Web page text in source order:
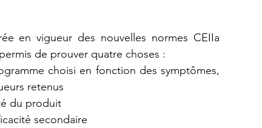
en vigueur des nouvelles normes CEIIa
de prouver quatre choses :
choisi en fonction des symptômes,
retenus
du produit
secondaire